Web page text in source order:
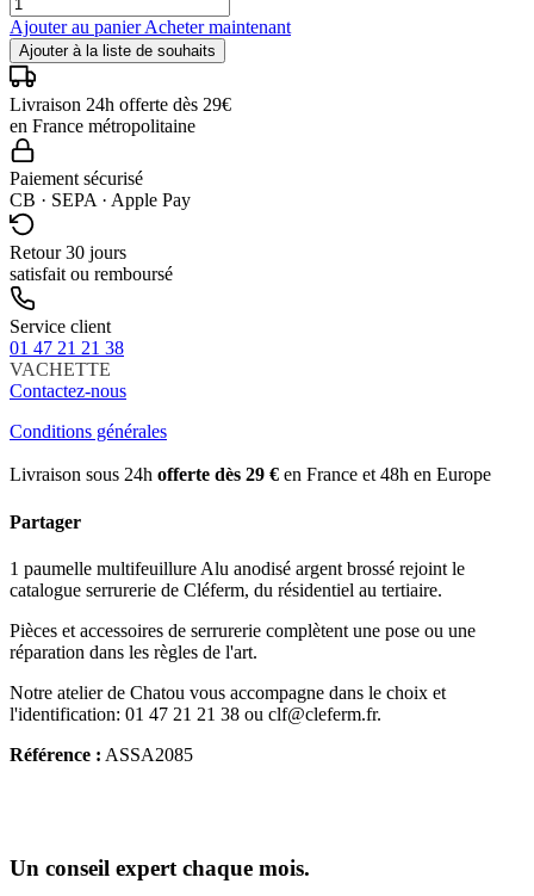
Ajouter au panierAcheter maintenant
Ajouter à la liste de souhaits
Livraison 24h offerte dès 29€
en France métropolitaine
Paiement sécurisé
CB · SEPA · Apple Pay
Retour 30 jours
satisfait ou remboursé
Service client
01 47 21 21 38
VACHETTE
Contactez-nous
Conditions générales
Livraison sous 24h offerte dès 29 € en France et 48h en Europe
Partager
1 paumelle multifeuillure Alu anodisé argent brossé rejoint le
catalogue serrurerie de Cléferm, du résidentiel au tertiaire.
Pièces et accessoires de serrurerie complètent une pose ou une
réparation dans les règles de l'art.
Notre atelier de Chatou vous accompagne dans le choix et
l'identification: 01 47 21 21 38 ou clf@cleferm.fr.
Référence : ASSA2085
Un conseil expert chaque mois.